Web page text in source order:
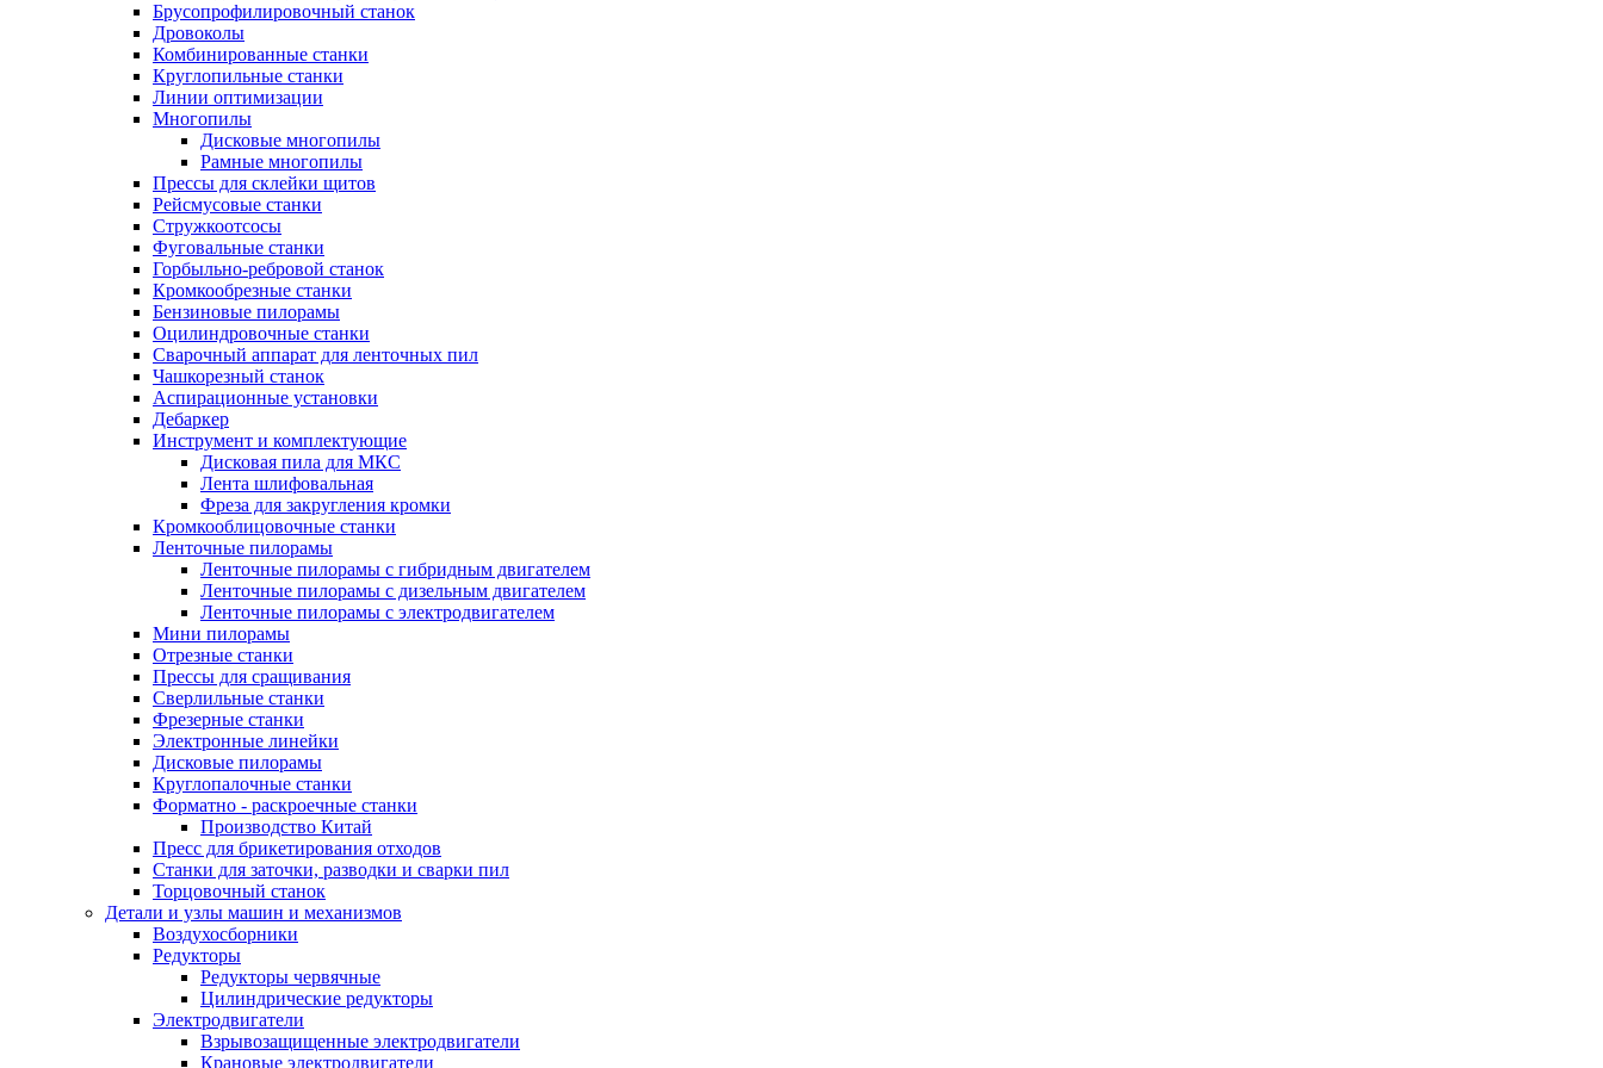
Брусопрофилировочный станок
Дровоколы
Комбинированные станки
Круглопильные станки
Линии оптимизации
Многопилы
Дисковые многопилы
Рамные многопилы
Прессы для склейки щитов
Рейсмусовые станки
Стружкоотсосы
Фуговальные станки
Горбыльно-ребровой станок
Кромкообрезные станки
Бензиновые пилорамы
Оцилиндровочные станки
Сварочный аппарат для ленточных пил
Чашкорезный станок
Аспирационные установки
Дебаркер
Инструмент и комплектующие
Дисковая пила для МКС
Лента шлифовальная
Фреза для закругления кромки
Кромкооблицовочные станки
Ленточные пилорамы
Ленточные пилорамы с гибридным двигателем
Ленточные пилорамы с дизельным двигателем
Ленточные пилорамы с электродвигателем
Мини пилорамы
Отрезные станки
Прессы для сращивания
Сверлильные станки
Фрезерные станки
Электронные линейки
Дисковые пилорамы
Круглопалочные станки
Форматно - раскроечные станки
Производство Китай
Пресс для брикетирования отходов
Станки для заточки, разводки и сварки пил
Торцовочный станок
Детали и узлы машин и механизмов
Воздухосборники
Редукторы
Редукторы червячные
Цилиндрические редукторы
Электродвигатели
Взрывозащищенные электродвигатели
Крановые электродвигатели